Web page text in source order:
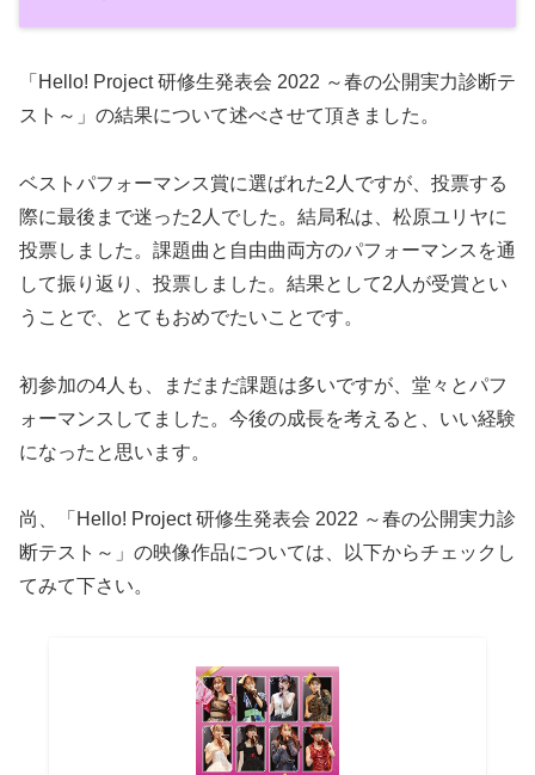
「Hello! Project 研修生発表会 2022 ～春の公開実力診断テ
スト～」の結果について述べさせて頂きました。
ベストパフォーマンス賞に選ばれた2人ですが、投票する
際に最後まで迷った2人でした。結局私は、松原ユリヤに
投票しました。課題曲と自由曲両方のパフォーマンスを通
して振り返り、投票しました。結果として2人が受賞とい
うことで、とてもおめでたいことです。
初参加の4人も、まだまだ課題は多いですが、堂々とパフ
ォーマンスしてました。今後の成長を考えると、いい経験
になったと思います。
尚、「Hello! Project 研修生発表会 2022 ～春の公開実力診
断テスト～」の映像作品については、以下からチェックし
てみて下さい。